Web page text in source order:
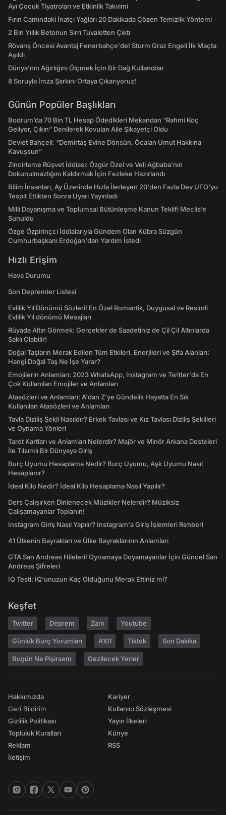
Ayı Çocuk Tiyatroları ve Etkinlik Takvimi
Fırın Camındaki İnatçı Yağları 20 Dakikada Çözen Temizlik Yöntemi
2 Bin Yıllık Betonun Sırrı Tuvaletten Çıktı
Rövanş Öncesi Avantaj Fenerbahçe'de! Sturm Graz Engeli İlk Maçta
Aşıldı
Dünya’nın Ağırlığını Ölçmek İçin Bir Dağ Kullandılar
8 Soruyla İmza Şarkını Ortaya Çıkarıyoruz!
Günün Popüler Başlıkları
Bodrum’da 70 Bin TL Hesap Ödedikleri Mekandan “Rahmi Koç
Geliyor, Çıkın” Denilerek Kovulan Aile Şikayetçi Oldu
Devlet Bahçeli: “Demirtaş Evine Dönsün, Öcalan Umut Hakkına
Kavuşsun”
Zincirleme Rüşvet İddiası: Özgür Özel ve Veli Ağbaba’nın
Dokunulmazlığını Kaldırmak İçin Fezleke Hazırlandı
Bilim İnsanları, Ay Üzerinde Hızla İlerleyen 20'den Fazla Dev UFO'yu
Tespit Ettikten Sonra Uyarı Yayınladı
Milli Dayanışma ve Toplumsal Bütünleşme Kanun Teklifi Meclis’e
Sunuldu
Özge Özpirinçci İddialarıyla Gündem Olan Kübra Süzgün
Cumhurbaşkanı Erdoğan'dan Yardım İstedi
Hızlı Erişim
Hava Durumu
Son Depremler Listesi
Evlilik Yıl Dönümü Sözleri! En Özel Romantik, Duygusal ve Resimli
Evlilik Yıl dönümü Mesajları
Rüyada Altın Görmek: Gerçekler de Saadetiniz de Çil Çil Altınlarda
Saklı Olabilir!
Doğal Taşların Merak Edilen Tüm Etkileri, Enerjileri ve Şifa Alanları:
Hangi Doğal Taş Ne İşe Yarar?
Emojilerin Anlamları: 2023 WhatsApp, Instagram ve Twitter'da En
Çok Kullanılan Emojiler ve Anlamları
Atasözleri ve Anlamları: A'dan Z'ye Gündelik Hayatta En Sık
Kullanılan Atasözleri ve Anlamları
Tavla Diziliş Şekli Nasıldır? Erkek Tavlası ve Kız Tavlası Diziliş Şekilleri
ve Oynama Yönleri
Tarot Kartları ve Anlamları Nelerdir? Majör ve Minör Arkana Desteleri
İle Tılsımlı Bir Dünyaya Giriş
Burç Uyumu Hesaplama Nedir? Burç Uyumu, Aşk Uyumu Nasıl
Hesaplanır?
İdeal Kilo Nedir? İdeal Kilo Hesaplama Nasıl Yapılır?
Ders Çalışırken Dinlenecek Müzikler Nelerdir? Müziksiz
Çalışamayanlar Toplanın!
Instagram Giriş Nasıl Yapılır? Instagram'a Giriş İşlemleri Rehberi
41 Ülkenin Bayrakları ve Ülke Bayraklarının Anlamları
GTA San Andreas Hileleri! Oynamaya Doyamayanlar İçin Güncel San
Andreas Şifreleri
IQ Testi: IQ'unuzun Kaç Olduğunu Merak Ettiniz mi?
Keşfet
Twitter Deprem Zam Youtube
Günlük Burç Yorumları A101 Tiktok Son Dakika
Bugün Ne Pişirsem Gezilecek Yerler
Hakkımızda
Geri Bildirim
Gizlilik Politikası
Topluluk Kuralları
Reklam
İletişim
Kariyer
Kullanıcı Sözleşmesi
Yayın İlkeleri
Künye
RSS